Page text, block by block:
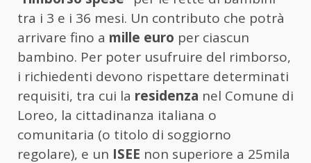
tra i 3 e i 36 mesi. Un contributo che potrà
arrivare fino a mille euro per ciascun
bambino. Per poter usufruire del rimborso,
i richiedenti devono rispettare determinati
requisiti, tra cui la residenza nel Comune di
Loreo, la cittadinanza italiana o
comunitaria (o titolo di soggiorno
regolare), e un ISEE non superiore a 25mila